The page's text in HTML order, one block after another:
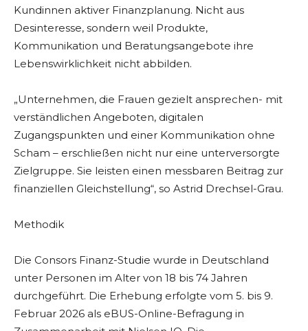
Kundinnen aktiver Finanzplanung. Nicht aus
Desinteresse, sondern weil Produkte,
Kommunikation und Beratungsangebote ihre
Lebenswirklichkeit nicht abbilden.
„Unternehmen, die Frauen gezielt ansprechen- mit
verständlichen Angeboten, digitalen
Zugangspunkten und einer Kommunikation ohne
Scham – erschließen nicht nur eine unterversorgte
Zielgruppe. Sie leisten einen messbaren Beitrag zur
finanziellen Gleichstellung“, so Astrid Drechsel-Grau.
Methodik
Die Consors Finanz-Studie wurde in Deutschland
unter Personen im Alter von 18 bis 74 Jahren
durchgeführt. Die Erhebung erfolgte vom 5. bis 9.
Februar 2026 als eBUS-Online-Befragung in